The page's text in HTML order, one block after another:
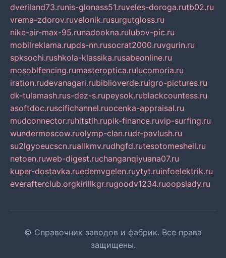
dveriland73.runis-glonass51.ruveles-doroga.rutb02.ru
vrema-zdorov.ruvelonik.rusurgutgloss.ru
nike-air-max-95.runadookna.rulubov-pic.ru
mobilreklama.rupds-nn.rusocrat2000.ruvgurin.ru
spksochi.rushkola-klassika.rusabeonline.ru
mosoblfencing.rumasteroptica.rulucomoria.ru
iration.rudevanagari.rubiblioverde.ruigro-pictures.ru
dk-tulamash.rus-dez-s.rupeysok.rublackcountess.ru
asoftdoc.ruscifichannel.ruocenka-appraisal.ru
mudconnector.ruhitstih.rupik-finance.ruvip-surfing.ru
wundermoscow.ruolymp-clan.rudr-pavlush.ru
su2lgyoeucscn.ruallkmv.rudhgfd.rutesotomeshell.ru
netoen.ruweb-digest.ruchanganqiyuana07.ru
kuper-dostavka.ruedemvgelen.ruytyt.ruinfoelektrik.ru
everafterclub.orgkirillkgr.rugoodv1234.ruoopslady.ru
© Справочник заводов и фабрик. Все права
защищены.